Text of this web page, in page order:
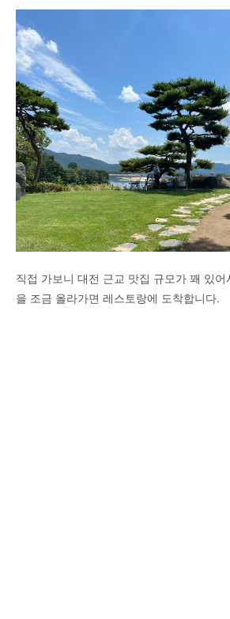
직접 가보니 대전 근교 맛집 규모가 꽤 있어
을 조금 올라가면 레스토랑에 도착합니다.